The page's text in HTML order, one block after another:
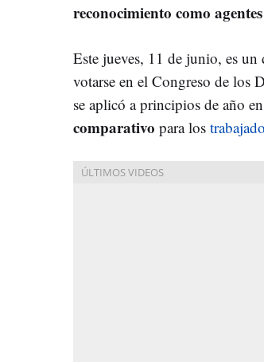
reconocimiento como
Este jueves, 11 de junio, es
votarse en el Congreso de los
se aplicó a principios de año
comparativo para los